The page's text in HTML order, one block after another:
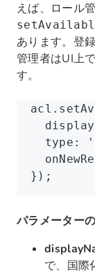
えば、ロール
あります。登
管理者はUI上
す。
acl
  type
:
});
パラメーター
で、国際